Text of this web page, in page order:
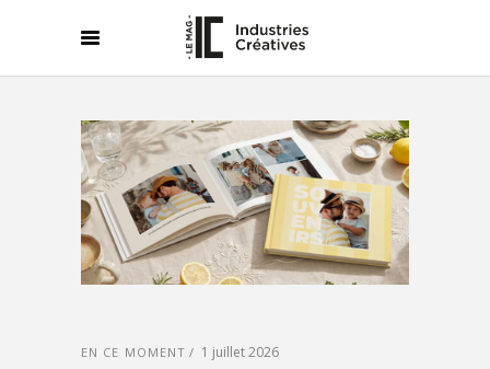
EN CE MOMENT 1 juillet 2026